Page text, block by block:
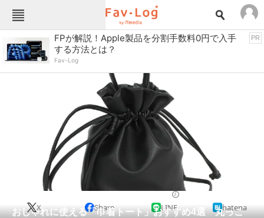
Fav-Logカテゴリー一覧
TOP
インテリア・収納 おもちゃ・ホビー
キッチン家電
ゲーム
コンテンツ・サービス スイーツ・お菓子
スポーツ・レジャー スマホ・携帯電話
パソコン・タブレット
ペット 家電
FPが解説！Apple製品を分割手数料0円で入手
する方法とは？
Fav-Log
PR
おしゃれに使える「巾着トート」おすすめ4選 丸っこ
X Share LINE hatena